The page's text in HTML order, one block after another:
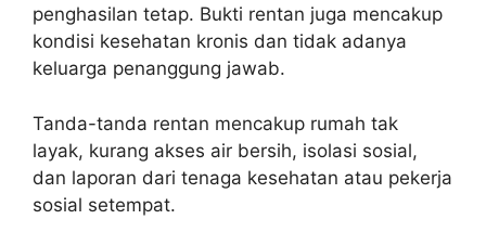
penghasilan tetap. Bukti rentan juga mencakup
kondisi kesehatan kronis dan tidak adanya
keluarga penanggung jawab.
Tanda-tanda rentan mencakup rumah tak
layak, kurang akses air bersih, isolasi sosial,
dan laporan dari tenaga kesehatan atau pekerja
sosial setempat.